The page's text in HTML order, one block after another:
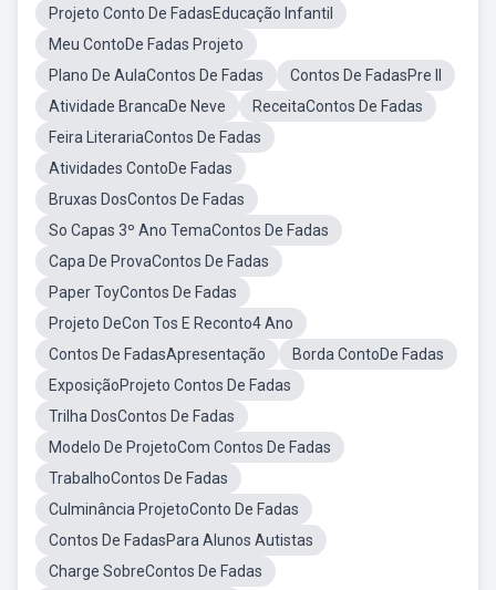
Projeto Conto De FadasEducação Infantil
Meu ContoDe Fadas Projeto
Plano De AulaContos De Fadas
Contos De FadasPre II
Atividade BrancaDe Neve
ReceitaContos De Fadas
Feira LiterariaContos De Fadas
Atividades ContoDe Fadas
Bruxas DosContos De Fadas
So Capas 3º Ano TemaContos De Fadas
Capa De ProvaContos De Fadas
Paper ToyContos De Fadas
Projeto DeCon Tos E Reconto4 Ano
Contos De FadasApresentação
Borda ContoDe Fadas
ExposiçãoProjeto Contos De Fadas
Trilha DosContos De Fadas
Modelo De ProjetoCom Contos De Fadas
TrabalhoContos De Fadas
Culminância ProjetoConto De Fadas
Contos De FadasPara Alunos Autistas
Charge SobreContos De Fadas